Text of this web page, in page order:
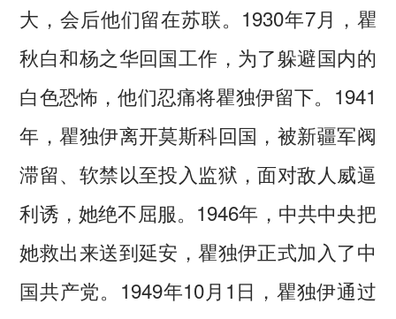
大，会后他们留在苏联。1930年7月，瞿
秋白和杨之华回国工作，为了躲避国内的
白色恐怖，他们忍痛将瞿独伊留下。1941
年，瞿独伊离开莫斯科回国，被新疆军阀
滞留、软禁以至投入监狱，面对敌人威逼
利诱，她绝不屈服。1946年，中共中央把
她救出来送到延安，瞿独伊正式加入了中
国共产党。1949年10月1日，瞿独伊通过